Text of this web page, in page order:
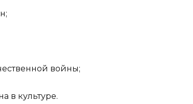
войны;
в культуре.